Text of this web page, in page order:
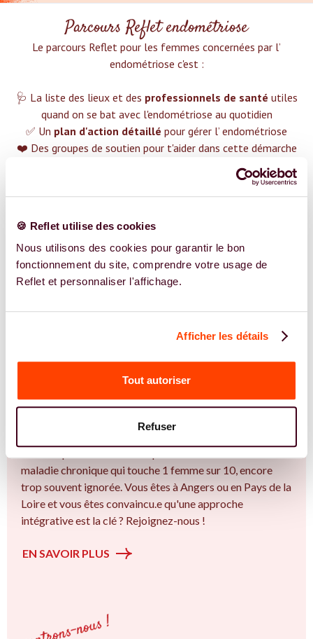
🍪 Reflet utilise des cookies
Nous utilisons des cookies pour garantir le bon
fonctionnement du site, comprendre votre usage de
Reflet et personnaliser l'affichage.
Afficher les détails
Tout autoriser
Refuser
Parcours Reflet endométriose
Le parcours Reflet pour les femmes concernées par l’
endométriose c'est :‍
🩺 La liste des lieux et des professionnels de santé utiles
quand on se bat avec l'endométriose au quotidien
✅ Un plan d'action détaillé pour gérer l’ endométriose
❤️ Des groupes de soutien pour t'aider dans cette démarche
😉 Du contenu avec tout ce que tu dois savoir sur l’
Plus de 400 femmes déjà accompagnées !
Vous êtes Ostéopathe expert.e.s en
endométriose ?
Vous êtes Ostéopathe spécialiste dans dans
maladie chronique qui touche 1 femme sur 10, encore
trop souvent ignorée. Vous êtes à Angers ou en Pays de la
Loire et vous êtes convaincu.e qu'une approche
intégrative est la clé ? Rejoignez-nous !
EN SAVOIR PLUS